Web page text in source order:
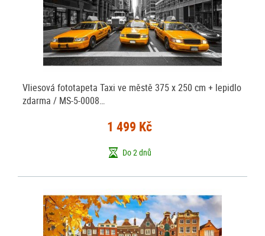
Vliesová fototapeta Taxi ve městě 375 x 250 cm + lepidlo
zdarma / MS-5-0008…
1 499 Kč
Do 2 dnů